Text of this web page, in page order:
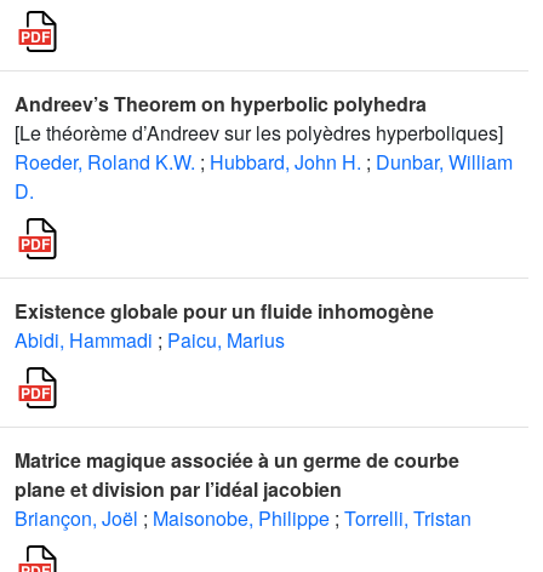
Andreev’s Theorem on hyperbolic polyhedra
[Le théorème d’Andreev sur les polyèdres hyperboliques]
Roeder, Roland K.W. ; Hubbard, John H. ; Dunbar, William
D.
Existence globale pour un fluide inhomogène
Abidi, Hammadi ; Paicu, Marius
Matrice magique associée à un germe de courbe
plane et division par l’idéal jacobien
Briançon, Joël ; Maisonobe, Philippe ; Torrelli, Tristan